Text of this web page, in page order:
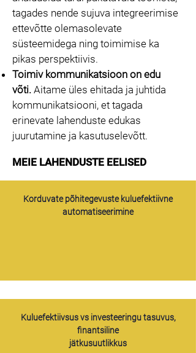
tagades nende sujuva integreerimise
ettevõtte olemasolevate
süsteemidega ning toimimise ka
pikas perspektiivis.
Toimiv kommunikatsioon on edu
võti. Aitame üles ehitada ja juhtida
kommunikatsiooni, et tagada
erinevate lahenduste edukas
juurutamine ja kasutuselevõtt.
MEIE LAHENDUSTE EELISED
Korduvate põhitegevuste kuluefektiivne
automatiseerimine
Kuluefektiivsus vs investeeringu tasuvus,
finantsiline
jätkusuutlikkus